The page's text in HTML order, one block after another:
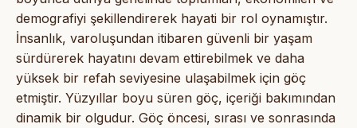
demografiyi şekillendirerek hayati bir rol oynamıştır.
İnsanlık, varoluşundan itibaren güvenli bir yaşam
sürdürerek hayatını devam ettirebilmek ve daha
yüksek bir refah seviyesine ulaşabilmek için göç
etmiştir. Yüzyıllar boyu süren göç, içeriği bakımından
dinamik bir olgudur. Göç öncesi, sırası ve sonrasında